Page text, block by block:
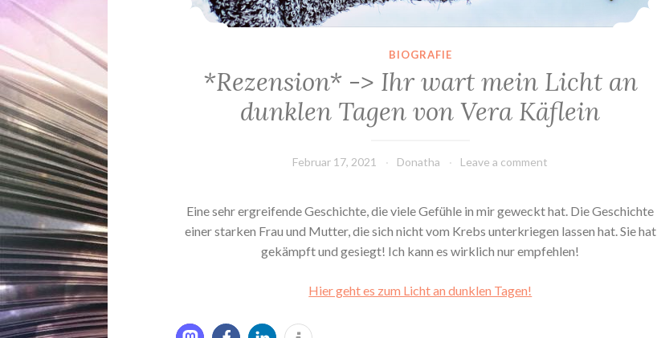
BIOGRAFIE
*Rezension* -> Ihr wart mein Licht an
dunklen Tagen von Vera Käflein
Februar 17, 2021 Donatha Leave a comment
Eine sehr ergreifende Geschichte, die viele Gefühle in mir geweckt hat. Die Geschichte
einer starken Frau und Mutter, die sich nicht vom Krebs unterkriegen lassen hat. Sie hat
gekämpft und gesiegt! Ich kann es wirklich nur empfehlen!
Hier geht es zum Licht an dunklen Tagen!